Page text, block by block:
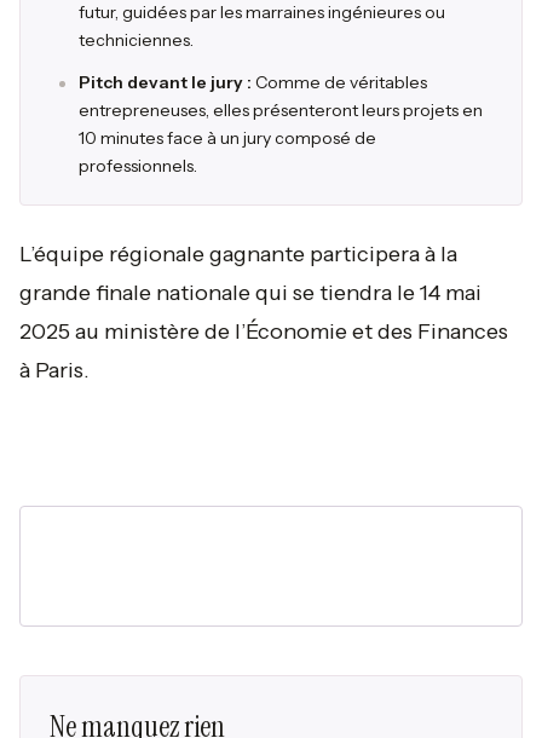
futur, guidées par les marraines ingénieures ou
techniciennes.
Pitch devant le jury : Comme de véritables
entrepreneuses, elles présenteront leurs projets en
10 minutes face à un jury composé de
professionnels.
L’équipe régionale gagnante participera à la
grande finale nationale qui se tiendra le 14 mai
2025 au ministère de l’Économie et des Finances
à Paris.
Ne manquez rien